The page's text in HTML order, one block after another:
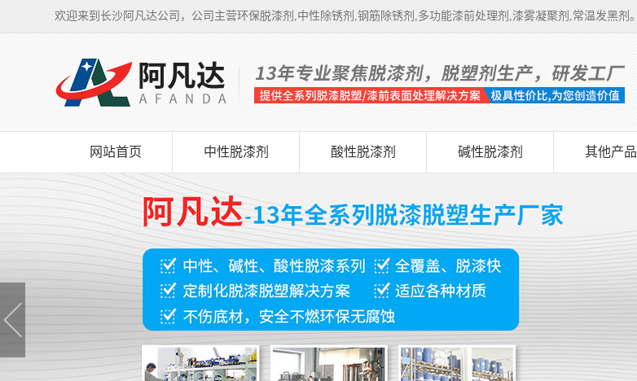
欢迎来到长沙阿凡达公司，公司主营环保脱漆剂,中性除锈剂,钢筋除锈剂,多功能漆前处理剂,漆雾凝聚剂,常温发黑剂。
网站首页 中性脱漆剂 酸性脱漆剂 碱性脱漆剂 其他产品